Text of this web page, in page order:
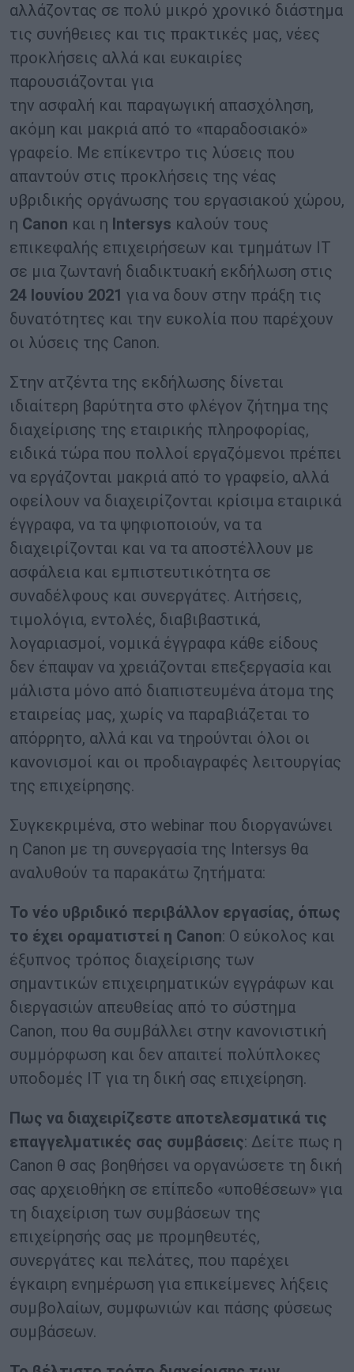
αλλάζοντας σε πολύ μικρό χρονικό διάστημα
τις συνήθειες και τις πρακτικές μας, νέες
προκλήσεις αλλά και ευκαιρίες
παρουσιάζονται για
την ασφαλή και παραγωγική απασχόληση,
ακόμη και μακριά από το «παραδοσιακό»
γραφείο. Με επίκεντρο τις λύσεις που
απαντούν στις προκλήσεις της νέας
υβριδικής οργάνωσης του εργασιακού χώρου,
η Canon και η Intersys καλούν τους
επικεφαλής επιχειρήσεων και τμημάτων ΙΤ
σε μια ζωντανή διαδικτυακή εκδήλωση στις
24 Ιουνίου 2021 για να δουν στην πράξη τις
δυνατότητες και την ευκολία που παρέχουν
οι λύσεις της Canon.
Στην ατζέντα της εκδήλωσης δίνεται
ιδιαίτερη βαρύτητα στο φλέγον ζήτημα της
διαχείρισης της εταιρικής πληροφορίας,
ειδικά τώρα που πολλοί εργαζόμενοι πρέπει
να εργάζονται μακριά από το γραφείο, αλλά
οφείλουν να διαχειρίζονται κρίσιμα εταιρικά
έγγραφα, να τα ψηφιοποιούν, να τα
διαχειρίζονται και να τα αποστέλλουν με
ασφάλεια και εμπιστευτικότητα σε
συναδέλφους και συνεργάτες. Αιτήσεις,
τιμολόγια, εντολές, διαβιβαστικά,
λογαριασμοί, νομικά έγγραφα κάθε είδους
δεν έπαψαν να χρειάζονται επεξεργασία και
μάλιστα μόνο από διαπιστευμένα άτομα της
εταιρείας μας, χωρίς να παραβιάζεται το
απόρρητο, αλλά και να τηρούνται όλοι οι
κανονισμοί και οι προδιαγραφές λειτουργίας
της επιχείρησης.
Συγκεκριμένα, στο webinar που διοργανώνει
η Canon με τη συνεργασία της Intersys θα
αναλυθούν τα παρακάτω ζητήματα:
Το νέο υβριδικό περιβάλλον εργασίας, όπως
το έχει οραματιστεί η Canon: Ο εύκολος και
έξυπνος τρόπος διαχείρισης των
σημαντικών επιχειρηματικών εγγράφων και
διεργασιών απευθείας από το σύστημα
Canon, που θα συμβάλλει στην κανονιστική
συμμόρφωση και δεν απαιτεί πολύπλοκες
υποδομές IT για τη δική σας επιχείρηση.
Πως να διαχειρίζεστε αποτελεσματικά τις
επαγγελματικές σας συμβάσεις: Δείτε πως η
Canon θ σας βοηθήσει να οργανώσετε τη δική
σας αρχειοθήκη σε επίπεδο «υποθέσεων» για
τη διαχείριση των συμβάσεων της
επιχείρησής σας με προμηθευτές,
συνεργάτες και πελάτες, που παρέχει
έγκαιρη ενημέρωση για επικείμενες λήξεις
συμβολαίων, συμφωνιών και πάσης φύσεως
συμβάσεων.